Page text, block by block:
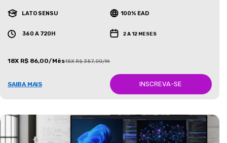
LATO SENSU 100% EAD
360 A 720H 2 A 12 MESES
18X R$ 86,00/Mês18X R$ 387,00/Mês
SAIBA MAIS INSCREVA-SE